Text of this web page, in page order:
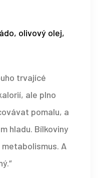
olivový olej,
trvajícé
ale plno
pomalu, a
hladu. Bílkoviny
A